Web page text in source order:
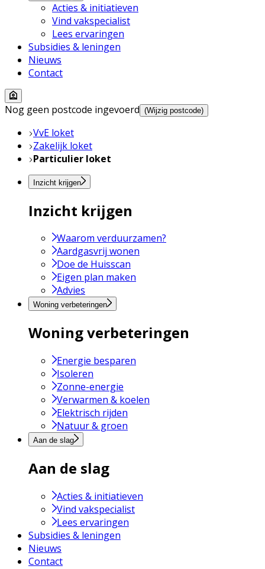
Acties & initiatieven
Vind vakspecialist
Lees ervaringen
Subsidies & leningen
Nieuws
Contact
Nog geen postcode ingevoerd (Wijzig postcode)
VvE loket
Zakelijk loket
Particulier loket
Inzicht krijgen
Inzicht krijgen
Waarom verduurzamen?
Aardgasvrij wonen
Doe de Huisscan
Eigen plan maken
Advies
Woning verbeteringen
Woning verbeteringen
Energie besparen
Isoleren
Zonne-energie
Verwarmen & koelen
Elektrisch rijden
Natuur & groen
Aan de slag
Aan de slag
Acties & initiatieven
Vind vakspecialist
Lees ervaringen
Subsidies & leningen
Nieuws
Contact